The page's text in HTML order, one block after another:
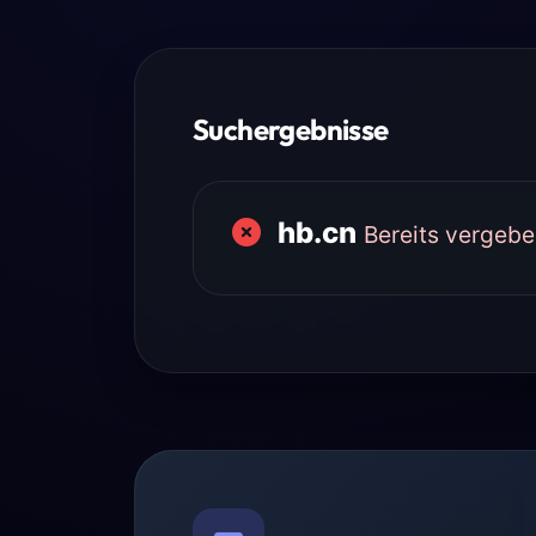
Suchergebnisse
hb.cn Bereits